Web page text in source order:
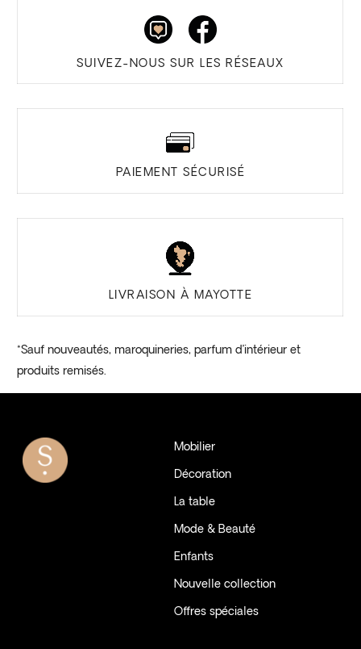
SUIVEZ-NOUS SUR LES RÉSEAUX
PAIEMENT SÉCURISÉ
LIVRAISON À MAYOTTE
*Sauf nouveautés, maroquineries, parfum d’intérieur et
produits remisés.
Mobilier
Décoration
La table
Mode & Beauté
Enfants
Nouvelle collection
Offres spéciales